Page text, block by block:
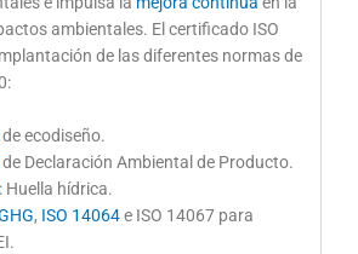
ambientales. El certificado ISO
de las diferentes normas de
de ecodiseño.
de Declaración Ambiental de Producto.
: Huella hídrica.
, ISO 14064e ISO 14067 para